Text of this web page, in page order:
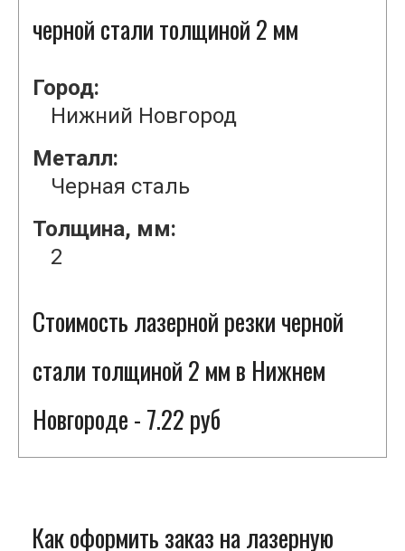
черной стали толщиной 2 мм
Город:
Нижний Новгород
Металл:
Черная сталь
Толщина, мм:
2
Стоимость лазерной резки черной
стали толщиной 2 мм в Нижнем
Новгороде - 7.22 руб
Как оформить заказ на лазерную